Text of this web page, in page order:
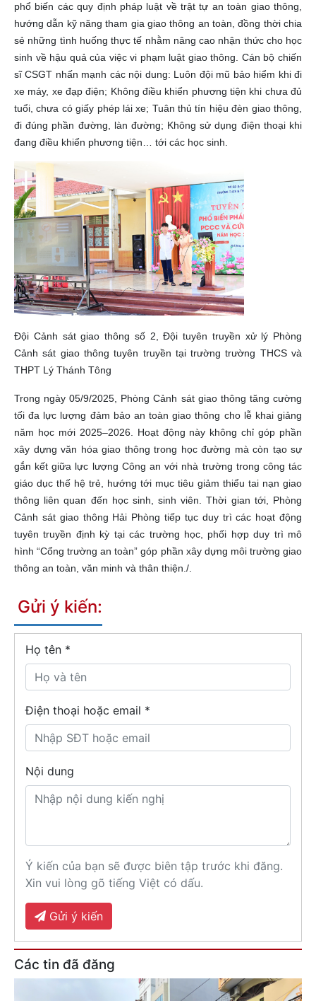
phổ biến các quy định pháp luật về trật tự an toàn giao thông,
hướng dẫn kỹ năng tham gia giao thông an toàn, đồng thời chia
sẻ những tình huống thực tế nhằm nâng cao nhận thức cho học
sinh về hậu quả của việc vi phạm luật giao thông. Cán bộ chiến
sĩ CSGT nhấn mạnh các nội dung: Luôn đội mũ bảo hiểm khi đi
xe máy, xe đạp điện; Không điều khiển phương tiện khi chưa đủ
tuổi, chưa có giấy phép lái xe; Tuân thủ tín hiệu đèn giao thông,
đi đúng phần đường, làn đường; Không sử dụng điện thoại khi
đang điều khiển phương tiện… tới các học sinh.
Đội Cảnh sát giao thông số 2, Đội tuyên truyền xử lý Phòng
Cảnh sát giao thông tuyên truyền tại trường trường THCS và
THPT Lý Thánh Tông
Trong ngày 05/9/2025, Phòng Cảnh sát giao thông tăng cường
tối đa lực lượng đảm bảo an toàn giao thông cho lễ khai giảng
năm học mới 2025–2026. Hoạt động này không chỉ góp phần
xây dựng văn hóa giao thông trong học đường mà còn tạo sự
gắn kết giữa lực lượng Công an với nhà trường trong công tác
giáo dục thế hệ trẻ, hướng tới mục tiêu giảm thiểu tai nạn giao
thông liên quan đến học sinh, sinh viên. Thời gian tới, Phòng
Cảnh sát giao thông Hải Phòng tiếp tục duy trì các hoạt động
tuyên truyền định kỳ tại các trường học, phối hợp duy trì mô
hình “Cổng trường an toàn” góp phần xây dựng môi trường giao
thông an toàn, văn minh và thân thiện./.
Gửi ý kiến:
Họ tên *
Điện thoại hoặc email *
Nội dung
Ý kiến của bạn sẽ được biên tập trước khi đăng.
Xin vui lòng gõ tiếng Việt có dấu.
Gửi ý kiến
Các tin đã đăng